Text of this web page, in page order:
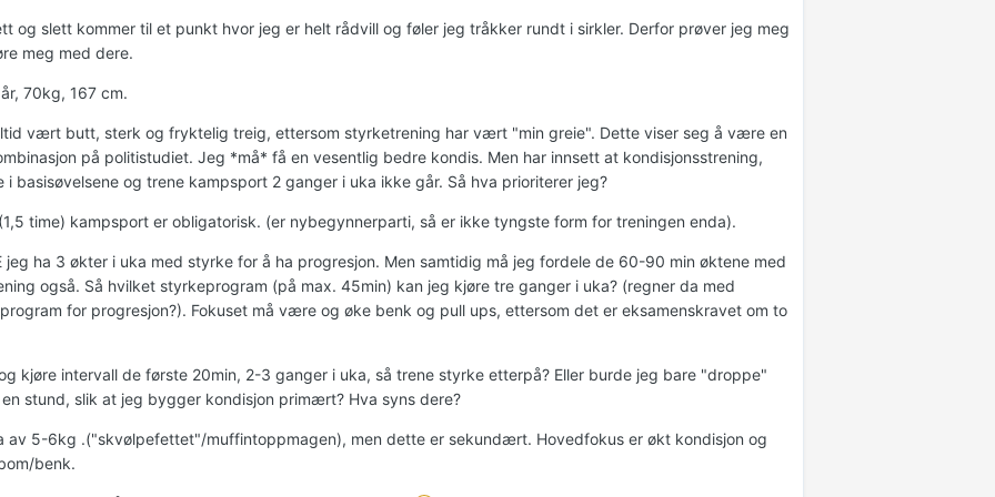
og slett kommer til et punkt hvor jeg er helt rådvill og føler jeg tråkker rundt i sirkler. Derfor prøver jeg meg
meg med dere.
70kg, 167 cm.
vært butt, sterk og fryktelig treig, ettersom styrketrening har vært "min greie". Dette viser seg å være en
på politistudiet. Jeg *må* få en vesentlig bedre kondis. Men har innsett at kondisjonsstrening,
i basisøvelsene og trene kampsport 2 ganger i uka ikke går. Så hva prioriterer jeg?
time) kampsport er obligatorisk. (er nybegynnerparti, så er ikke tyngste form for treningen enda).
jeg ha 3 økter i uka med styrke for å ha progresjon. Men samtidig må jeg fordele de 60-90 min øktene med
også. Så hvilket styrkeprogram (på max. 45min) kan jeg kjøre tre ganger i uka? (regner da med
for progresjon?). Fokuset må være og øke benk og pull ups, ettersom det er eksamenskravet om to
kjøre intervall de første 20min, 2-3 ganger i uka, så trene styrke etterpå? Eller burde jeg bare "droppe"
stund, slik at jeg bygger kondisjon primært? Hva syns dere?
av 5-6kg .("skvølpefettet"/muffintoppmagen), men dette er sekundært. Hovedfokus er økt kondisjon og
benk.